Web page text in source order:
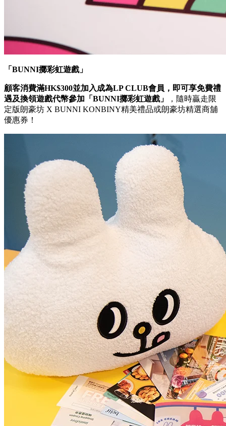
「BUNNI擲彩虹遊戲」
顧客消費滿HK$300並加入成為LP CLUB會員，即可享免費禮
遇及換領遊戲代幣參加 「BUNNI擲彩虹遊戲」
，隨時贏走限
定版朗豪坊 X BUNNI KONBINY精美禮品或朗豪坊精選商舖
優惠券！